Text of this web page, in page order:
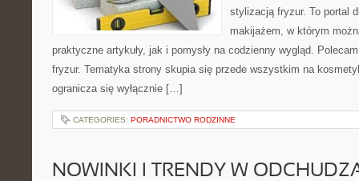
stylizacją fryzur. To portal
makijażem, w którym
praktyczne artykuły, jak i pomysły na codzienny wygląd.
fryzur. Tematyka strony skupia się przede wszystkim na
ogranicza się wyłącznie […]
CATEGORIES: PORADNICTWO RODZINNE
NOWINKI I TRENDY W